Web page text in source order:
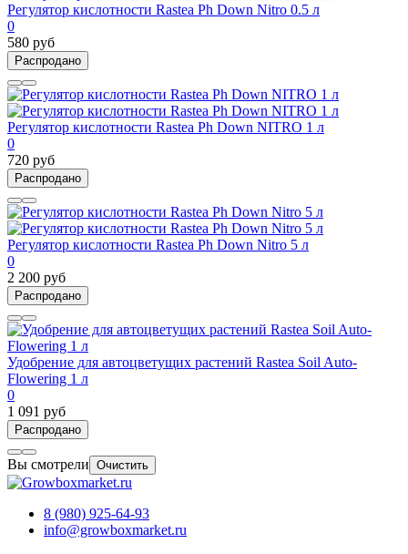
Регулятор кислотности Rastea Ph Down Nitro 0.5 л
0
580 руб
Распродано
Регулятор кислотности Rastea Ph Down NITRO 1 л
0
720 руб
Распродано
Регулятор кислотности Rastea Ph Down Nitro 5 л
0
2 200 руб
Распродано
Удобрение для автоцветущих растений Rastea Soil Auto-
Flowering 1 л
0
1 091 руб
Распродано
Вы смотрели Очистить
8 (980) 925-64-93
info@growboxmarket.ru